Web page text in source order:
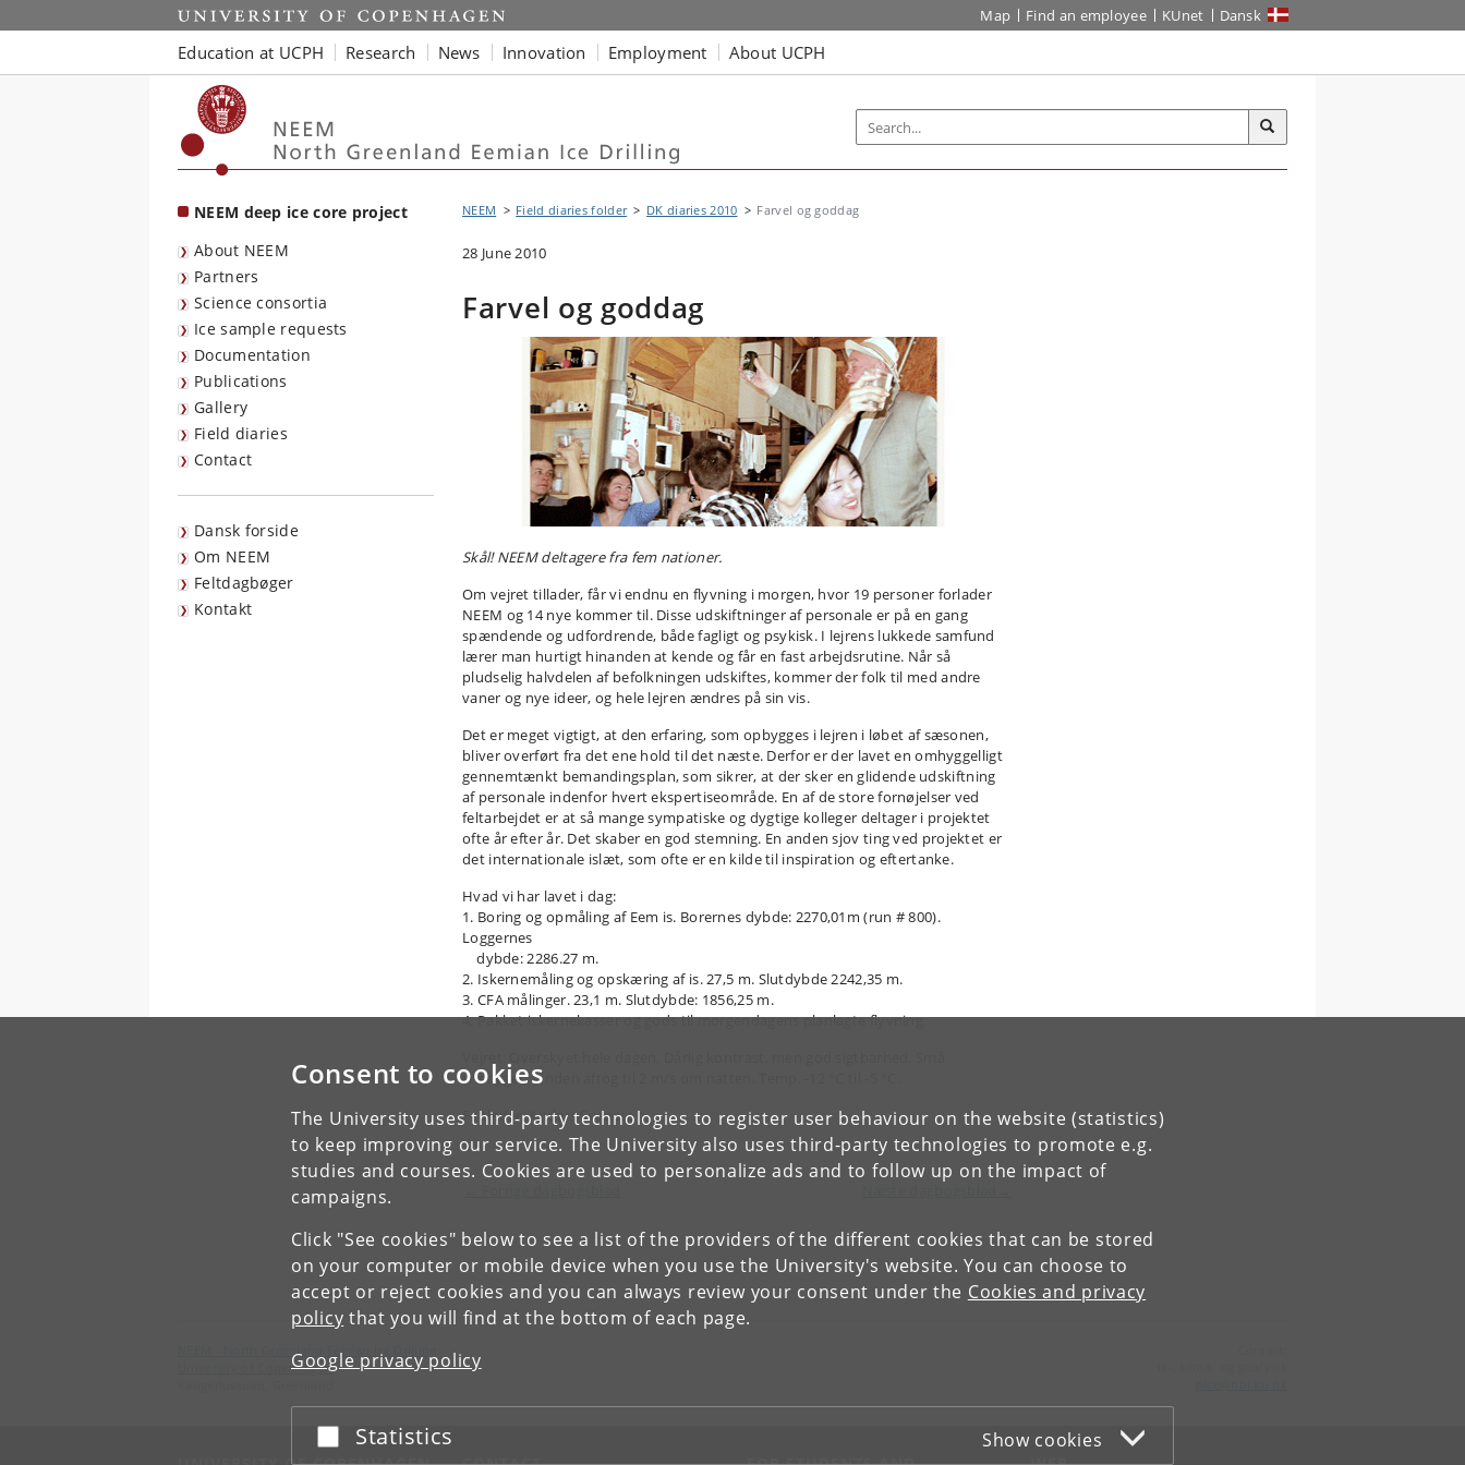
Consent to cookies
The University uses third-party technologies to register user behaviour on the website (statistics)
to keep improving our service. The University also uses third-party technologies to promote e.g.
studies and courses. Cookies are used to personalize ads and to follow up on the impact of
campaigns.
Click "See cookies" below to see a list of the providers of the different cookies that can be stored
on your computer or mobile device when you use the University's website. You can choose to
accept or reject cookies and you can always review your consent under the Cookies and privacy
policy that you will find at the bottom of each page.
Google privacy policy
Accept or reject
Statistics Show cookies
Start Map Find an employee KUnet Dansk
Education at UCPH Research News Innovation Employment About UCPH
NEEM deep ice core project
About NEEM
Partners
Science consortia
Ice sample requests
Documentation
Publications
Gallery
Field diaries
Contact
Dansk forside
Om NEEM
Feltdagbøger
Kontakt
NEEM Field diaries folder DK diaries 2010 Farvel og goddag
28 June 2010
Farvel og goddag
Skål! NEEM deltagere fra fem nationer.
Om vejret tillader, får vi endnu en flyvning i morgen, hvor 19 personer forlader
NEEM og 14 nye kommer til. Disse udskiftninger af personale er på en gang
spændende og udfordrende, både fagligt og psykisk. I lejrens lukkede samfund
lærer man hurtigt hinanden at kende og får en fast arbejdsrutine. Når så
pludselig halvdelen af befolkningen udskiftes, kommer der folk til med andre
vaner og nye ideer, og hele lejren ændres på sin vis.
Det er meget vigtigt, at den erfaring, som opbygges i lejren i løbet af sæsonen,
bliver overført fra det ene hold til det næste. Derfor er der lavet en omhyggelligt
gennemtænkt bemandingsplan, som sikrer, at der sker en glidende udskiftning
af personale indenfor hvert ekspertiseområde. En af de store fornøjelser ved
feltarbejdet er at så mange sympatiske og dygtige kolleger deltager i projektet
ofte år efter år. Det skaber en god stemning. En anden sjov ting ved projektet er
det internationale islæt, som ofte er en kilde til inspiration og eftertanke.
Hvad vi har lavet i dag:
1. Boring og opmåling af Eem is. Borernes dybde: 2270,01m (run # 800).
Loggernes
dybde: 2286.27 m.
2. Iskernemåling og opskæring af is. 27,5 m. Slutdybde 2242,35 m.
3. CFA målinger. 23,1 m. Slutdybde: 1856,25 m.
4. Pakket iskernekasser og gods til morgendagens planlagte flyvning.
snebyger. Vinden aftog til 2 m/s om natten. Temp. -12 °C til -5 °C.
Feltleder, Anders Svensson
NEEM - North Greenland Eemian Ice Drilling
University of Copenhagen